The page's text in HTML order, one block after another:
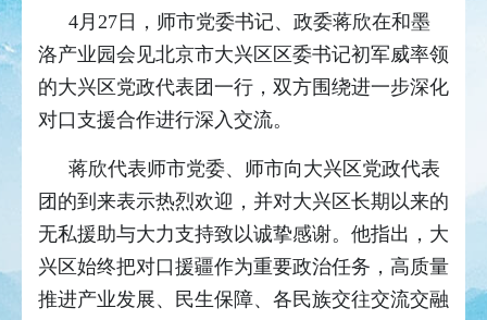
4月27日，师市党委书记、政委蒋欣在和墨
洛产业园会见北京市大兴区区委书记初军威率领
的大兴区党政代表团一行，双方围绕进一步深化
对口支援合作进行深入交流。
蒋欣代表师市党委、师市向大兴区党政代表
团的到来表示热烈欢迎，并对大兴区长期以来的
无私援助与大力支持致以诚挚感谢。他指出，大
兴区始终把对口援疆作为重要政治任务，高质量
推进产业发展、民生保障、各民族交往交流交融